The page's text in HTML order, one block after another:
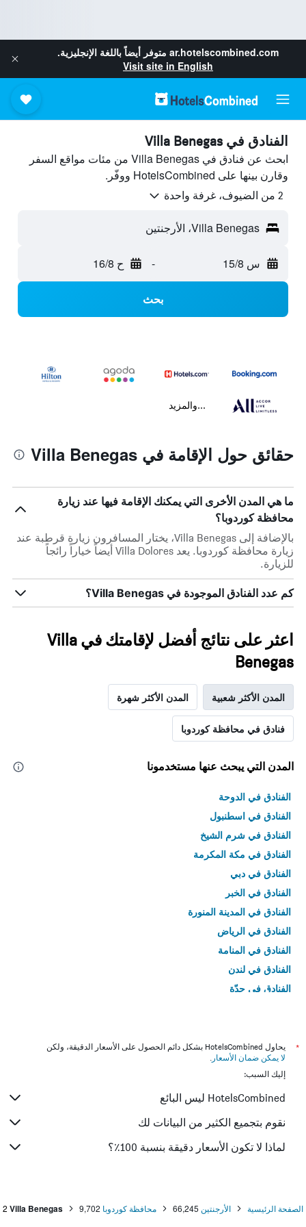
ar.hotelscombined.com متوفر أيضاً باللغة الإنجليزية.
Visit site in English
الفنادق في Villa Benegas
ابحث عن فنادق في Villa Benegas من مئات مواقع السفر
وقارن بينها على HotelsCombined ووفّر.
2 من الضيوف، غرفة واحدة
Villa Benegas، الأرجنتين
س 15/8 - ح 16/8
بحث
...والمزيد
حقائق حول الإقامة في Villa Benegas
ما هي المدن الأخرى التي يمكنك الإقامة فيها عند زيارة
محافظة كوردوبا؟
بالإضافة إلى Villa Benegas، يختار المسافرون زيارة قرطبة عند
زيارة محافظة كوردوبا. يعد Villa Dolores أيضاً خياراً رائجاً
للزيارة.
كم عدد الفنادق الموجودة في Villa Benegas؟
اعثر على نتائج أفضل لإقامتك في Villa
Benegas
المدن الأكثر شعبية المدن الأكثر شهرة
فنادق في محافظة كوردوبا
المدن التي يبحث عنها مستخدمونا
الفنادق في الدوحة
الفنادق في اسطنبول
الفنادق في شرم الشيخ
الفنادق في مكة المكرمة
الفنادق في دبي
الفنادق في الخبر
الفنادق في المدينة المنورة
الفنادق في الرياض
الفنادق في المنامة
الفنادق في لندن
الفنادق في جدّة
*
يحاول HotelsCombined بشكل دائم الحصول على الأسعار الدقيقة، ولكن
لا يمكن ضمان الأسعار .
إليك السبب:
HotelsCombined ليس البائع
نقوم بتجميع الكثير من البيانات لك
لماذا لا تكون الأسعار دقيقة بنسبة 100٪؟
الصفحة الرئيسية الأرجنتين 66,245 محافظة كوردوبا 9,702
Villa Benegas
2